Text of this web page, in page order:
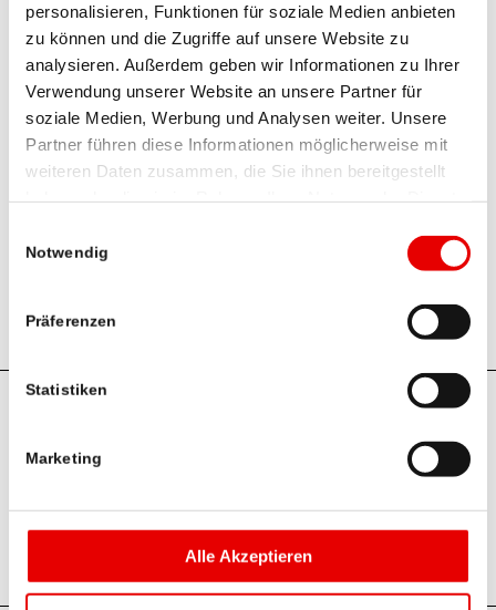
personalisieren, Funktionen für soziale Medien anbieten
zu können und die Zugriffe auf unsere Website zu
analysieren. Außerdem geben wir Informationen zu Ihrer
Verwendung unserer Website an unsere Partner für
soziale Medien, Werbung und Analysen weiter. Unsere
Partner führen diese Informationen möglicherweise mit
weiteren Daten zusammen, die Sie ihnen bereitgestellt
Notwendig
Präferenzen
Statistiken
Marketing
Alle Akzeptieren
Steiermark
Mag. Martina Breithofer-Steindl
E-Mail senden
+43/1/53 53 530